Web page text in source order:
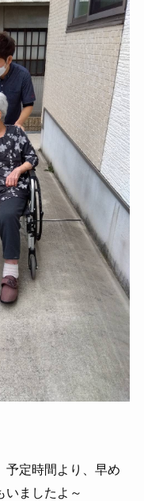
予定時間より、早め
いましたよ～